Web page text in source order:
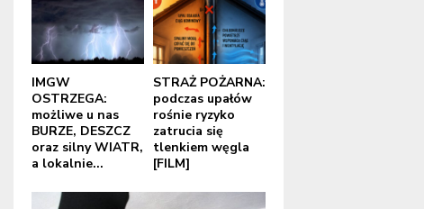
IMGW
OSTRZEGA:
możliwe u nas
BURZE, DESZCZ
oraz silny WIATR,
a lokalnie...
STRAŻ POŻARNA:
podczas upałów
rośnie ryzyko
zatrucia się
tlenkiem węgla
[FILM]